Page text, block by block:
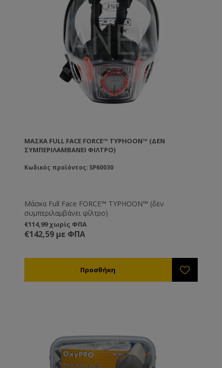
ΜΆΣΚΑ FULL FACE FORCE™ TYPHOON™ (ΔΕΝ
ΣΥΜΠΕΡΙΛΑΜΒΆΝΕΙ ΦΊΛΤΡΟ)
Κωδικός προϊόντος: SP60030
Μάσκα Full Face FORCE™ TYPHOON™ (δεν
συμπεριλαμβάνει φίλτρο)
€114,99 χωρίς ΦΠΑ
€142,59 με ΦΠΑ